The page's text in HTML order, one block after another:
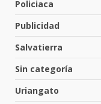
Policiaca
Publicidad
Salvatierra
Sin categoría
Uriangato
7
1
El